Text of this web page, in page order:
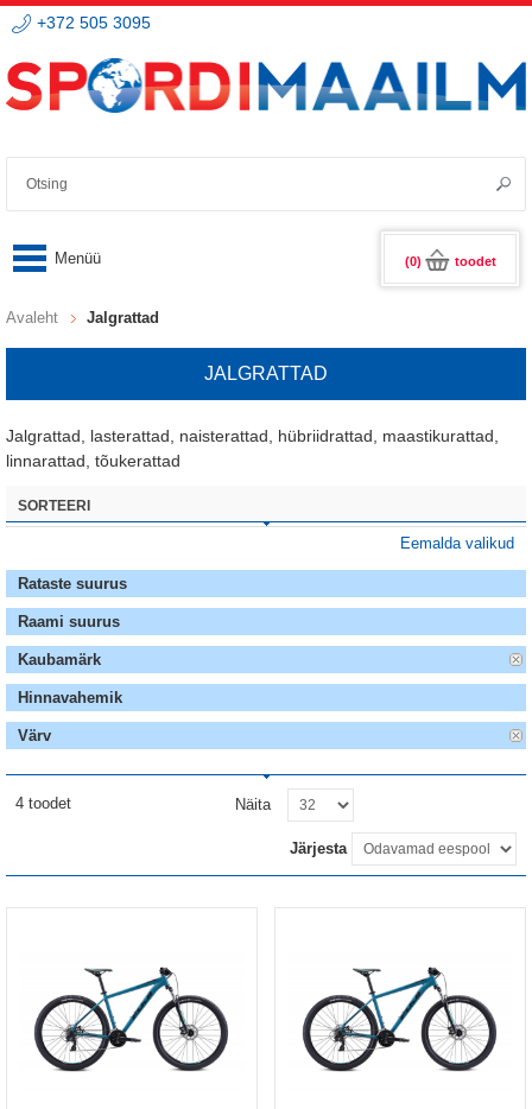
+372 505 3095
(0) toodet
Avaleht Jalgrattad
4 toodet Näita
Järjesta
JALGRATTAD
Jalgrattad, lasterattad, naisterattad, hübriidrattad, maastikurattad,
linnarattad, tõukerattad
SORTEERI
Eemalda valikud
Rataste suurus
Raami suurus
Kaubamärk
Hinnavahemik
Värv